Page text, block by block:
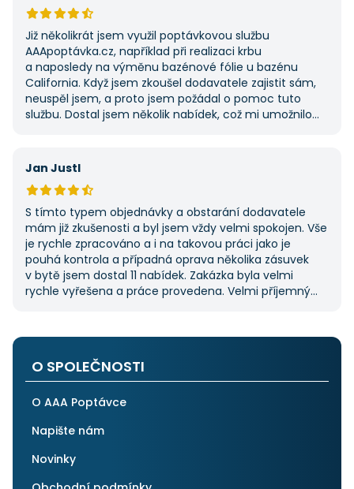
Již několikrát jsem využil poptávkovou službu
AAApoptávka.cz, například při realizaci krbu
a naposledy na výměnu bazénové fólie u bazénu
California. Když jsem zkoušel dodavatele zajistit sám,
neuspěl jsem, a proto jsem požádal o pomoc tuto
službu. Dostal jsem několik nabídek, což mi umožnilo
i ostatním.
Jan Justl
S tímto typem objednávky a obstarání dodavatele
mám již zkušenosti a byl jsem vždy velmi spokojen. Vše
je rychle zpracováno a i na takovou práci jako je
pouhá kontrola a případná oprava několika zásuvek
v bytě jsem dostal 11 nabídek. Zakázka byla velmi
rychle vyřešena a práce provedena. Velmi příjemný
po všech stránkách plně spolehnout.
O SPOLEČNOSTI
O AAA Poptávce
Napište nám
Novinky